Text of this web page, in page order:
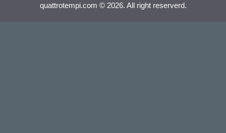
quattrotempi.com © 2026. All right reserverd.